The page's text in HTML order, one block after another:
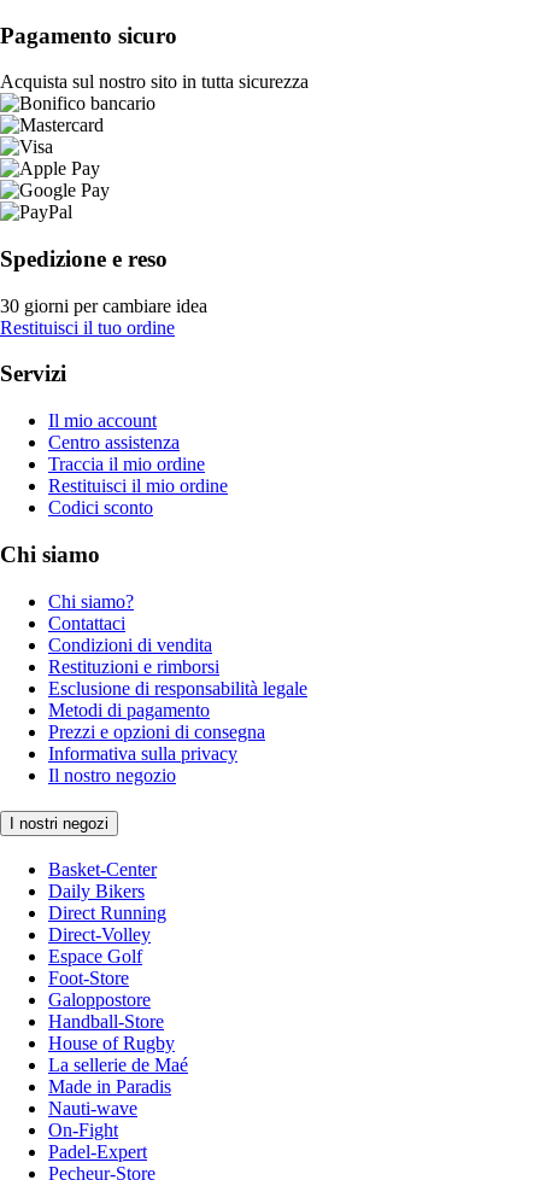
Pagamento sicuro
Acquista sul nostro sito in tutta sicurezza
Spedizione e reso
30 giorni per cambiare idea
Restituisci il tuo ordine
Servizi
Il mio account
Centro assistenza
Traccia il mio ordine
Restituisci il mio ordine
Codici sconto
Chi siamo
Chi siamo?
Contattaci
Condizioni di vendita
Restituzioni e rimborsi
Esclusione di responsabilità legale
Metodi di pagamento
Prezzi e opzioni di consegna
Informativa sulla privacy
Il nostro negozio
I nostri negozi
Basket-Center
Daily Bikers
Direct Running
Direct-Volley
Espace Golf
Foot-Store
Galoppostore
Handball-Store
House of Rugby
La sellerie de Maé
Made in Paradis
Nauti-wave
On-Fight
Padel-Expert
Pecheur-Store